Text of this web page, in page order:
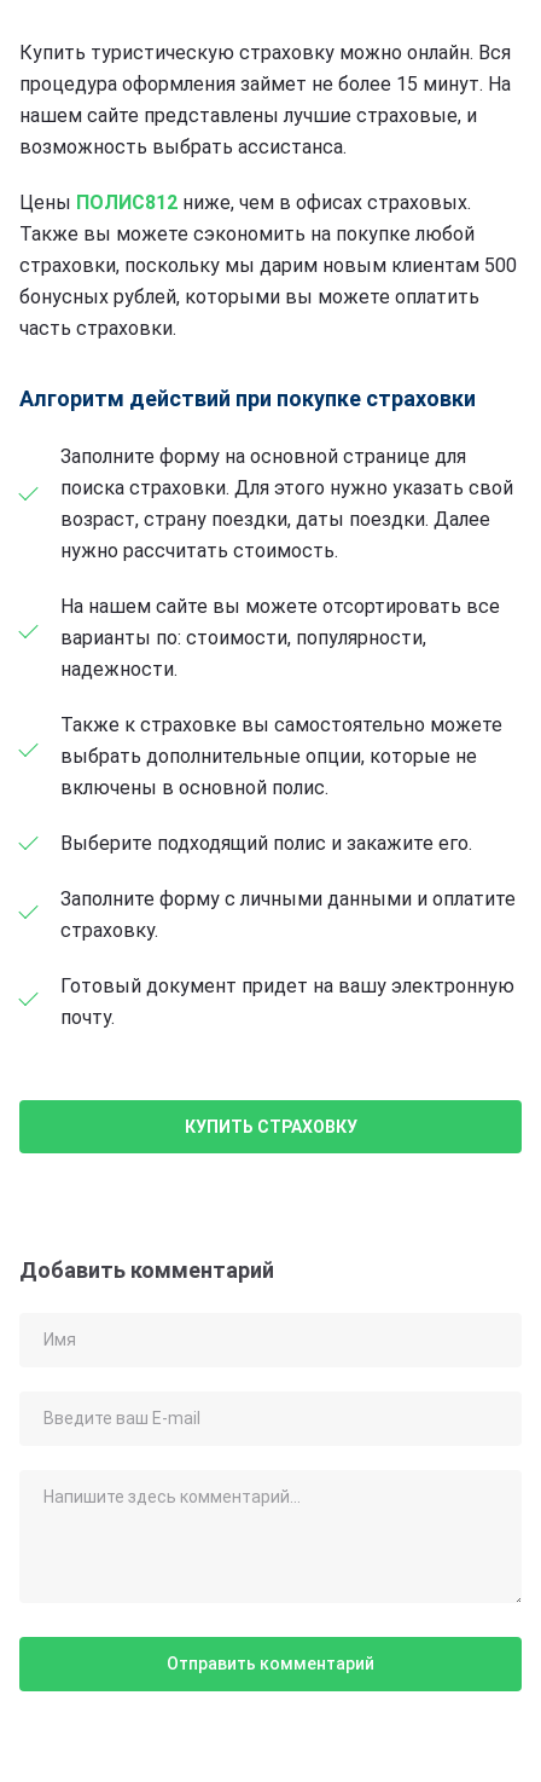
Купить туристическую страховку можно онлайн. Вся
процедура оформления займет не более 15 минут. На
нашем сайте представлены лучшие страховые, и
возможность выбрать ассистанса.
Цены ПОЛИС812 ниже, чем в офисах страховых.
Также вы можете сэкономить на покупке любой
страховки, поскольку мы дарим новым клиентам 500
бонусных рублей, которыми вы можете оплатить
часть страховки.
Алгоритм действий при покупке страховки
Заполните форму на основной странице для
поиска страховки. Для этого нужно указать свой
возраст, страну поездки, даты поездки. Далее
нужно рассчитать стоимость.
На нашем сайте вы можете отсортировать все
варианты по: стоимости, популярности,
надежности.
Также к страховке вы самостоятельно можете
выбрать дополнительные опции, которые не
включены в основной полис.
Выберите подходящий полис и закажите его.
Заполните форму с личными данными и оплатите
страховку.
Готовый документ придет на вашу электронную
почту.
КУПИТЬ СТРАХОВКУ
Добавить комментарий